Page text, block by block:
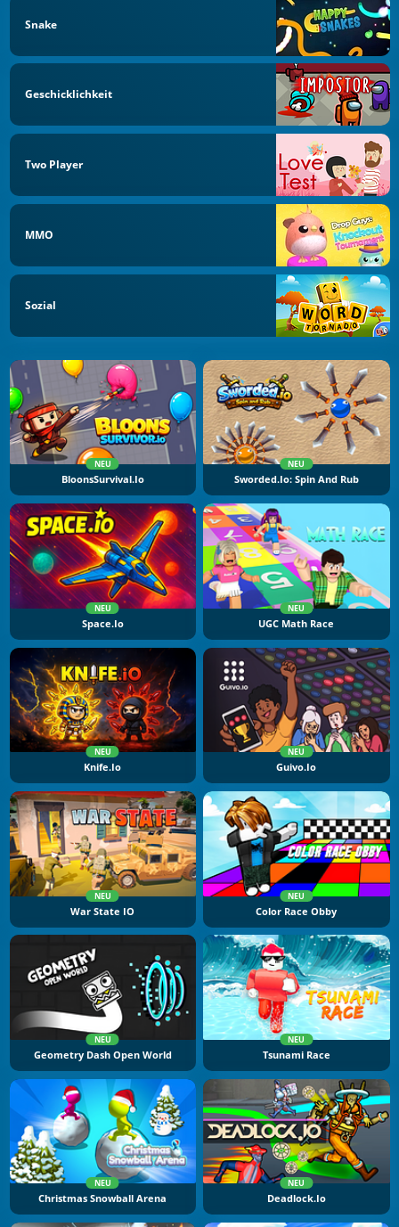
Snake
Geschicklichkeit
Two Player
MMO
Sozial
NEU
BloonsSurvival.io
NEU
Sworded.io: Spin And Rub
NEU
Space.io
NEU
UGC Math Race
NEU
Knife.io
NEU
Guivo.io
NEU
War State IO
NEU
Color Race Obby
NEU
Geometry Dash Open World
NEU
Tsunami Race
NEU
Christmas Snowball Arena
NEU
Deadlock.io